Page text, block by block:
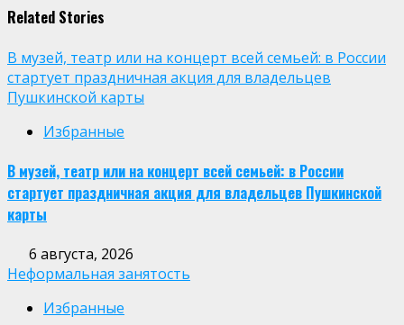
Related Stories
В музей, театр или на концерт всей семьей: в России
стартует праздничная акция для владельцев
Пушкинской карты
Избранные
В музей, театр или на концерт всей семьей: в России
стартует праздничная акция для владельцев Пушкинской
карты
6 августа, 2026
Неформальная занятость
Избранные